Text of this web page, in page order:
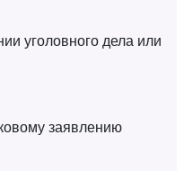
уголовного дела или
заявлению